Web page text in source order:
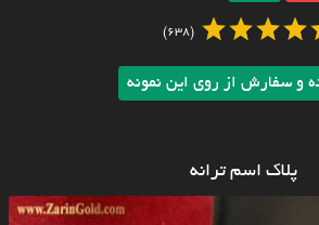
(638)
و سفارش از روی این نمونه
پلاک اسم ترانه